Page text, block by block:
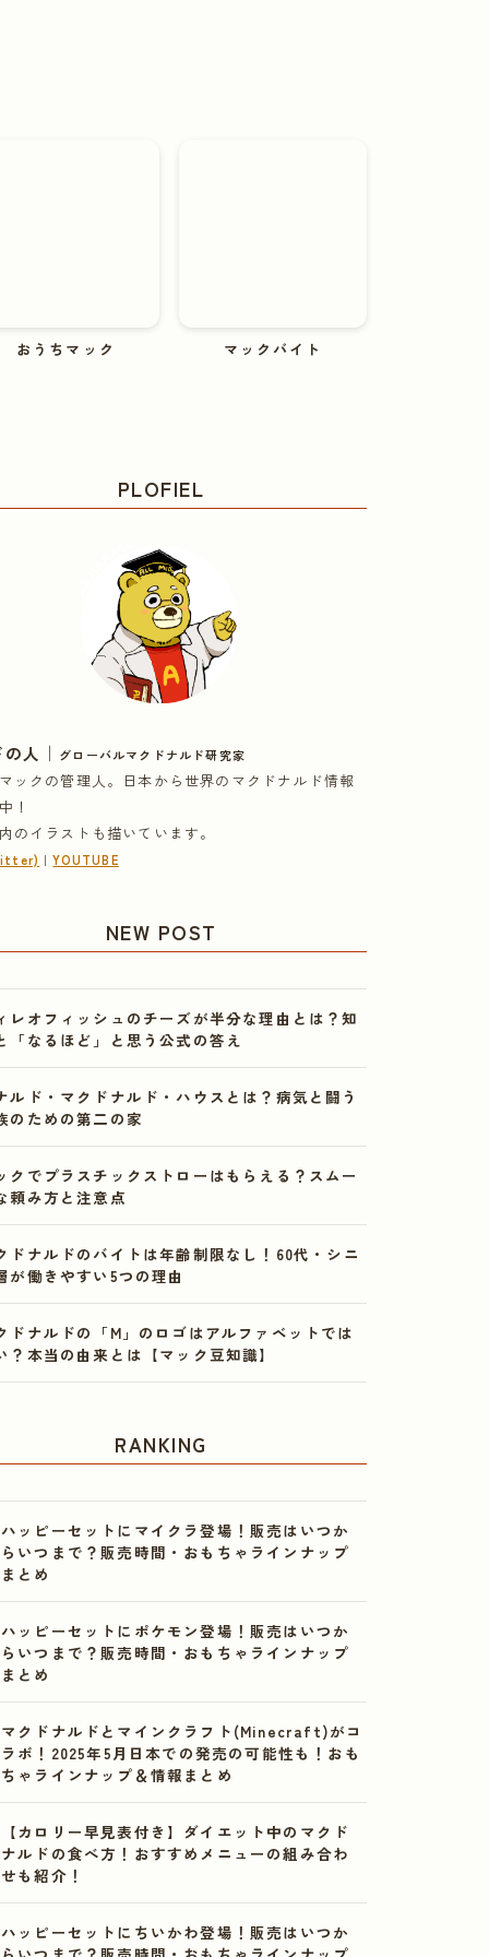
おうちマック マックバイト
PLOFIEL
人 ｜ グローバルマクドナルド研究家
ックの管理人。日本から世界のマクドナルド情報
！
のイラストも描いています。
｜YOUTUBE
NEW POST
レオフィッシュのチーズが半分な理由とは？知
「なるほど」と思う公式の答え
ルド・マクドナルド・ハウスとは？病気と闘う
のための第二の家
クでプラスチックストローはもらえる？スムー
頼み方と注意点
ドナルドのバイトは年齢制限なし！60代・シニ
が働きやすい5つの理由
ドナルドの「M」のロゴはアルファベットでは
？本当の由来とは【マック豆知識】
RANKING
ハッピーセットにマイクラ登場！販売はいつか
らいつまで？販売時間・おもちゃラインナップ
まとめ
ハッピーセットにポケモン登場！販売はいつか
らいつまで？販売時間・おもちゃラインナップ
まとめ
マクドナルドとマインクラフト(Minecraft)がコ
ラボ！2025年5月日本での発売の可能性も！おも
ちゃラインナップ＆情報まとめ
【カロリー早見表付き】ダイエット中のマクド
ナルドの食べ方！おすすめメニューの組み合わ
せも紹介！
ハッピーセットにちいかわ登場！販売はいつか